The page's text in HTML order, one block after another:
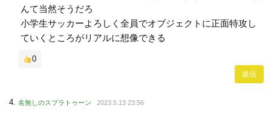
んて当然そうだろ
小学生サッカーよろしく全員でオブジェクトに正面特攻し
ていくところがリアルに想像できる
0
返信
名無しのスプラトゥーン 2023.5.13 23:56